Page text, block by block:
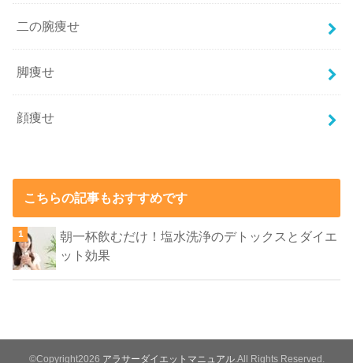
二の腕痩せ
脚痩せ
顔痩せ
こちらの記事もおすすめです
朝一杯飲むだけ！塩水洗浄のデトックスとダイエ
ット効果
©Copyright2026 アラサーダイエットマニュアル.All Rights Reserved.